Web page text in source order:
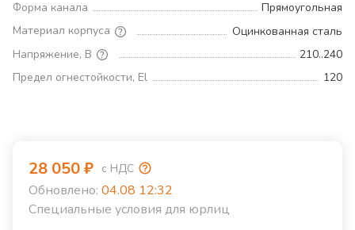
Форма канала
Прямоугольная
Материал корпуса
Оцинкованная сталь
Напряжение, В
210..240
Предел огнестойкости, El
120
28 050₽ с НДС
Обновлено: 04.08 12:32
Специальные условия для юрлиц